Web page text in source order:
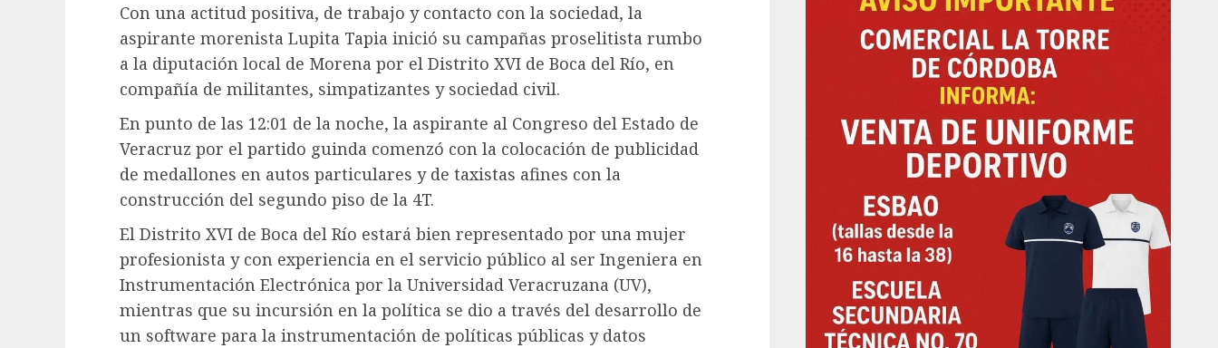
Con una actitud positiva, de trabajo y contacto con la sociedad, la
aspirante morenista Lupita Tapia inició su campañas proselitista rumbo
a la diputación local de Morena por el Distrito XVI de Boca del Río, en
compañía de militantes, simpatizantes y sociedad civil.
En punto de las 12:01 de la noche, la aspirante al Congreso del Estado de
Veracruz por el partido guinda comenzó con la colocación de publicidad
de medallones en autos particulares y de taxistas afines con la
construcción del segundo piso de la 4T.
El Distrito XVI de Boca del Río estará bien representado por una mujer
profesionista y con experiencia en el servicio público al ser Ingeniera en
Instrumentación Electrónica por la Universidad Veracruzana (UV),
mientras que su incursión en la política se dio a través del desarrollo de
un software para la instrumentación de políticas públicas y datos